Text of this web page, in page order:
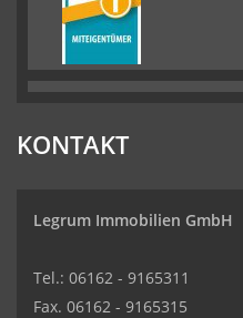
KONTAKT
Legrum Immobilien GmbH
Tel.: 06162 - 9165311
Fax. 06162 - 9165315